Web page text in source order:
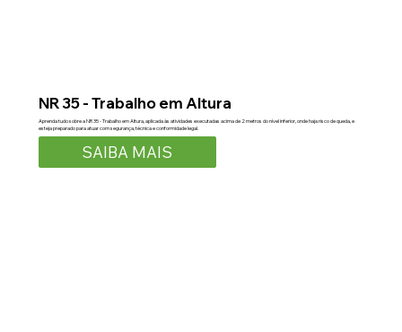
NR 35 - Trabalho em Altura
Aprenda tudo sobre a NR 35 - Trabalho em Altura, aplicada às atividades executadas acima de 2 metros do nível inferior, onde haja risco de queda, e
esteja preparado para atuar com segurança, técnica e conformidade legal.
SAIBA MAIS